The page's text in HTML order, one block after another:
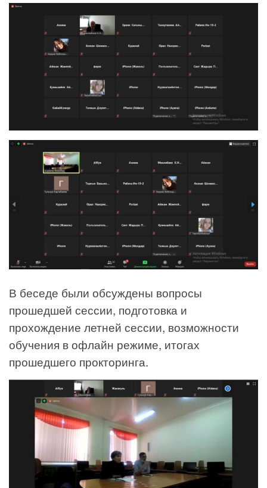
В беседе были обсуждены вопросы
прошедшей сессии, подготовка и
прохождение летней сессии, возможности
обучения в офлайн режиме, итогах
прошедшего прокторинга.